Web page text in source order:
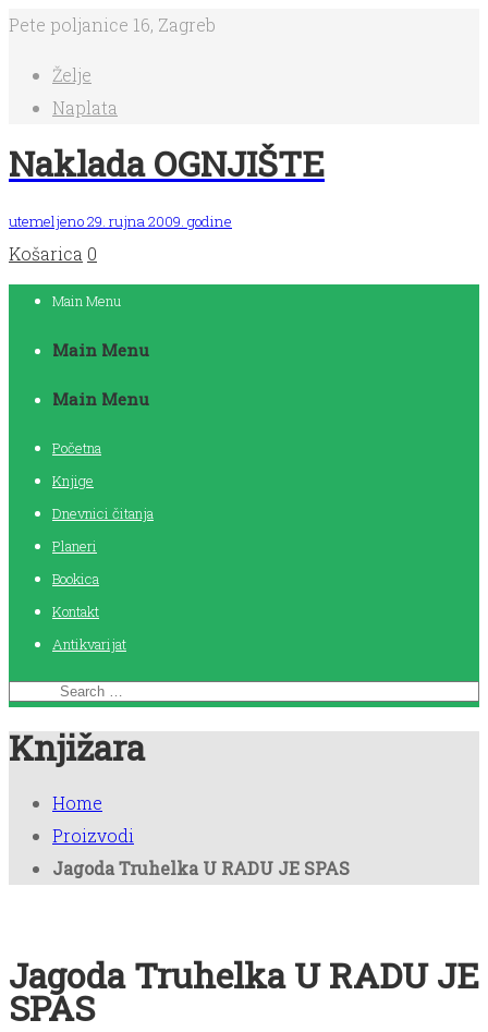
Pete poljanice 16, Zagreb
Želje
Naplata
Naklada OGNJIŠTE
utemeljeno 29. rujna 2009. godine
Košarica 0
Main Menu
Main Menu
Main Menu
Početna
Knjige
Dnevnici čitanja
Planeri
Bookica
Kontakt
Antikvarijat
Knjižara
Home
Proizvodi
Jagoda Truhelka U RADU JE SPAS
Jagoda Truhelka U RADU JE
SPAS